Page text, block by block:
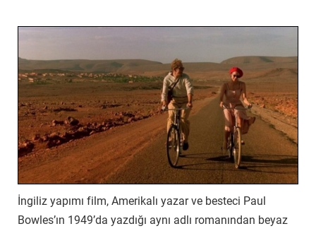
İngiliz yapımı film, Amerikalı yazar ve besteci Paul
Bowles’ın 1949’da yazdığı aynı adlı romanından beyaz